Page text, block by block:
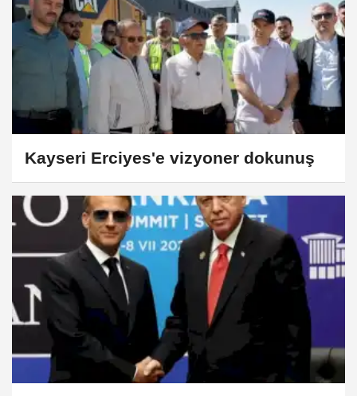
Kayseri Erciyes'e vizyoner dokunuş